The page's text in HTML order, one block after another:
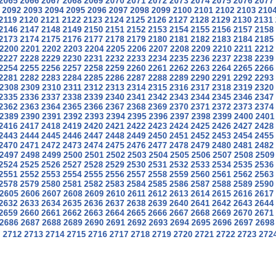
2092 2093 2094 2095 2096 2097 2098 2099 2100 2101 2102 2103
2120 2121 2122 2123 2124 2125 2126 2127 2128 2129 2130 2131
2147 2148 2149 2150 2151 2152 2153 2154 2155 2156 2157 2158
2174 2175 2176 2177 2178 2179 2180 2181 2182 2183 2184 2185
2200 2201 2202 2203 2204 2205 2206 2207 2208 2209 2210 2211 2212
2228 2229 2230 2231 2232 2233 2234 2235 2236 2237 2238 2239
2255 2256 2257 2258 2259 2260 2261 2262 2263 2264 2265 2266
2282 2283 2284 2285 2286 2287 2288 2289 2290 2291 2292 2293
2308 2309 2310 2311 2312 2313 2314 2315 2316 2317 2318 2319 2320
2336 2337 2338 2339 2340 2341 2342 2343 2344 2345 2346 2347
2363 2364 2365 2366 2367 2368 2369 2370 2371 2372 2373 2374
2389 2390 2391 2392 2393 2394 2395 2396 2397 2398 2399 2400 2401
2417 2418 2419 2420 2421 2422 2423 2424 2425 2426 2427 2428
2444 2445 2446 2447 2448 2449 2450 2451 2452 2453 2454 2455
2471 2472 2473 2474 2475 2476 2477 2478 2479 2480 2481 2482
2497 2498 2499 2500 2501 2502 2503 2504 2505 2506 2507 2508 2509
2525 2526 2527 2528 2529 2530 2531 2532 2533 2534 2535 2536
2552 2553 2554 2555 2556 2557 2558 2559 2560 2561 2562 2563
2579 2580 2581 2582 2583 2584 2585 2586 2587 2588 2589 2590
2605 2606 2607 2608 2609 2610 2611 2612 2613 2614 2615 2616 2617
2633 2634 2635 2636 2637 2638 2639 2640 2641 2642 2643 2644
2660 2661 2662 2663 2664 2665 2666 2667 2668 2669 2670 2671
2686 2687 2688 2689 2690 2691 2692 2693 2694 2695 2696 2697 2698
2712 2713 2714 2715 2716 2717 2718 2719 2720 2721 2722 2723